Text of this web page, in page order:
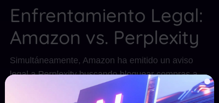
Enfrentamiento Legal:
Amazon vs. Perplexity
Simultáneamente, Amazon ha emitido un aviso
legal a Perplexity buscando bloquear compras a
través de sus agentes de compras potenciados por